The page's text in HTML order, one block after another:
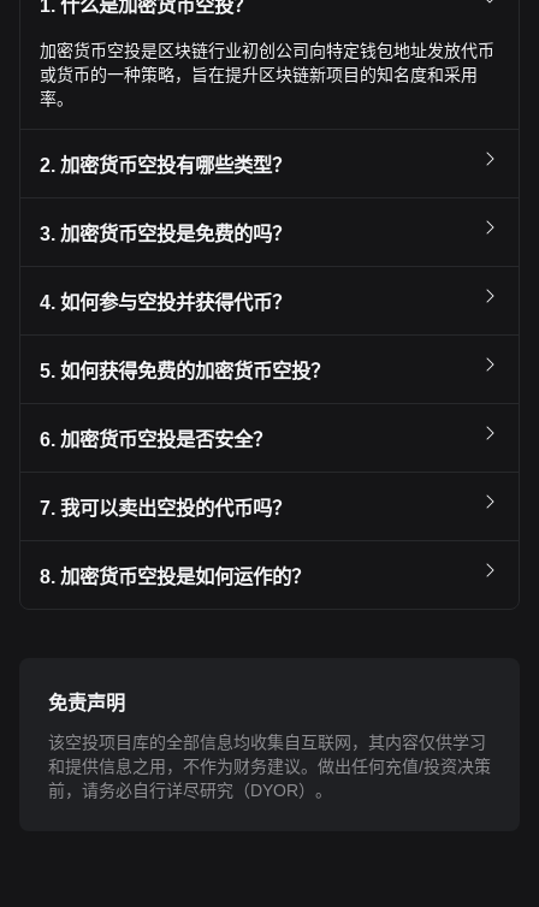
1. 什么是加密货币空投？
加密货币空投是区块链行业初创公司向特定钱包地址发放代币
或货币的一种策略，旨在提升区块链新项目的知名度和采用
率。
2. 加密货币空投有哪些类型？
3. 加密货币空投是免费的吗？
4. 如何参与空投并获得代币？
5. 如何获得免费的加密货币空投？
6. 加密货币空投是否安全？
7. 我可以卖出空投的代币吗？
8. 加密货币空投是如何运作的？
免责声明
该空投项目库的全部信息均收集自互联网，其内容仅供学习
和提供信息之用，不作为财务建议。做出任何充值/投资决策
前，请务必自行详尽研究（DYOR）。